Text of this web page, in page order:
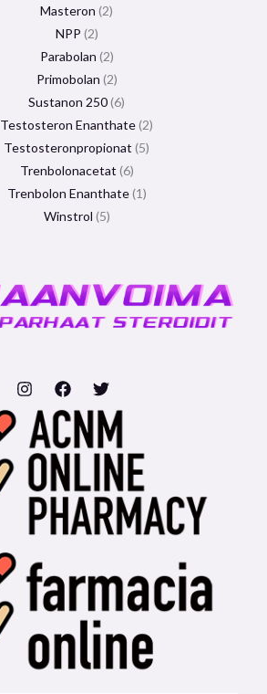
Masteron 2
NPP 2
Parabolan 2
Primobolan 2
Sustanon 250 6
Testosteron Enanthate 2
Testosteronpropionat 5
Trenbolonacetat 6
Trenbolon Enanthate 1
Winstrol 5